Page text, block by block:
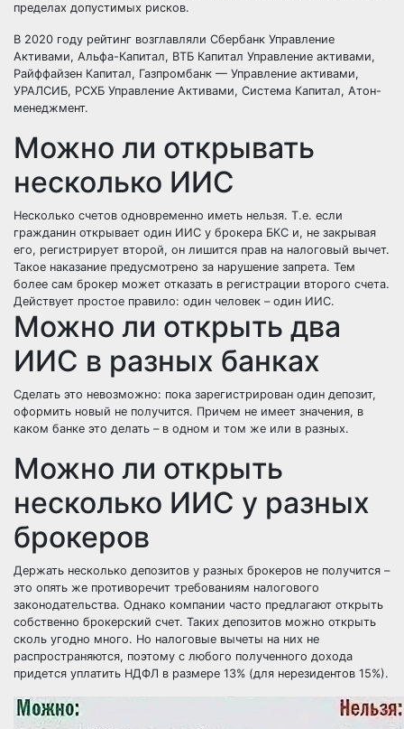
пределах допустимых рисков.
В 2020 году рейтинг возглавляли Сбербанк Управление
Активами, Альфа-Капитал, ВТБ Капитал Управление активами,
Райффайзен Капитал, Газпромбанк — Управление активами,
УРАЛСИБ, РСХБ Управление Активами, Система Капитал, Атон-
менеджмент.
Можно ли открывать
несколько ИИС
Несколько счетов одновременно иметь нельзя. Т.е. если
гражданин открывает один ИИС у брокера БКС и, не закрывая
его, регистрирует второй, он лишится прав на налоговый вычет.
Такое наказание предусмотрено за нарушение запрета. Тем
более сам брокер может отказать в регистрации второго счета.
Действует простое правило: один человек – один ИИС.
Можно ли открыть два
ИИС в разных банках
Сделать это невозможно: пока зарегистрирован один депозит,
оформить новый не получится. Причем не имеет значения, в
каком банке это делать – в одном и том же или в разных.
Можно ли открыть
несколько ИИС у разных
брокеров
Держать несколько депозитов у разных брокеров не получится –
это опять же противоречит требованиям налогового
законодательства. Однако компании часто предлагают открыть
собственно брокерский счет. Таких депозитов можно открыть
сколь угодно много. Но налоговые вычеты на них не
распространяются, поэтому с любого полученного дохода
придется уплатить НДФЛ в размере 13% (для нерезидентов 15%).